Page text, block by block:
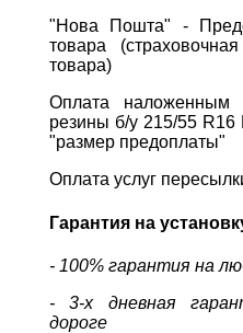
"Нова Пошта" -
товара
товара)
Оплата наложенным
резины б/у 215/55
"размер предоплаты"
Оплата услуг
Гарантия на
- 100% гарантия на
- 3-х дневная
дороге